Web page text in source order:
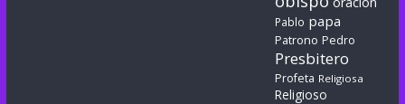
Pablo papa
Patrono Pedro
Presbitero
Profeta Religiosa
Religioso